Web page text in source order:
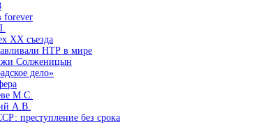
forever
ХХ съезда
НТР в мире
Солженицын
дело»
М.С.
А.В.
преступление без срока